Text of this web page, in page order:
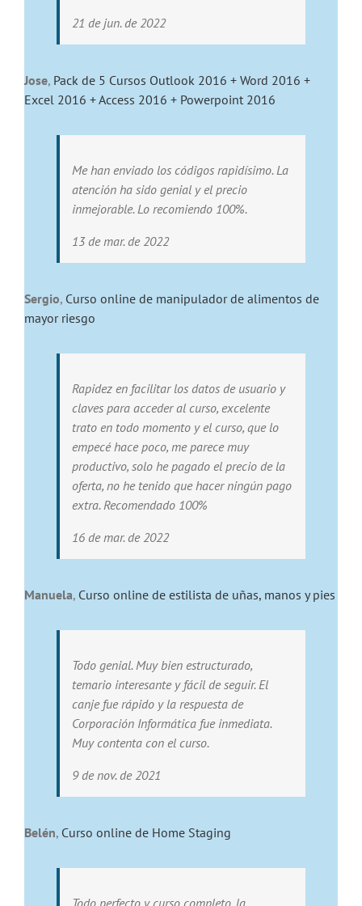
21 de jun. de 2022
Jose, Pack de 5 Cursos Outlook 2016 + Word 2016 +
Excel 2016 + Access 2016 + Powerpoint 2016
Me han enviado los códigos rapidísimo. La
atención ha sido genial y el precio
inmejorable. Lo recomiendo 100%.
13 de mar. de 2022
Sergio, Curso online de manipulador de alimentos de
mayor riesgo
Rapidez en facilitar los datos de usuario y
claves para acceder al curso, excelente
trato en todo momento y el curso, que lo
empecé hace poco, me parece muy
productivo, solo he pagado el precio de la
oferta, no he tenido que hacer ningún pago
extra. Recomendado 100%
16 de mar. de 2022
Manuela, Curso online de estilista de uñas, manos y pies
Todo genial. Muy bien estructurado,
temario interesante y fácil de seguir. El
canje fue rápido y la respuesta de
Corporación Informática fue inmediata.
Muy contenta con el curso.
9 de nov. de 2021
Belén, Curso online de Home Staging